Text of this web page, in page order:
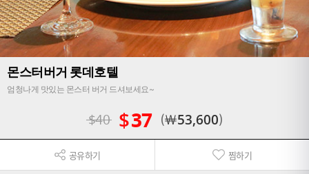
몬스터버거 롯데호텔
엄청나게 맛있는 몬스터 버거 드셔보세요~
￦53,600
$40 $37
공유하기 찜하기